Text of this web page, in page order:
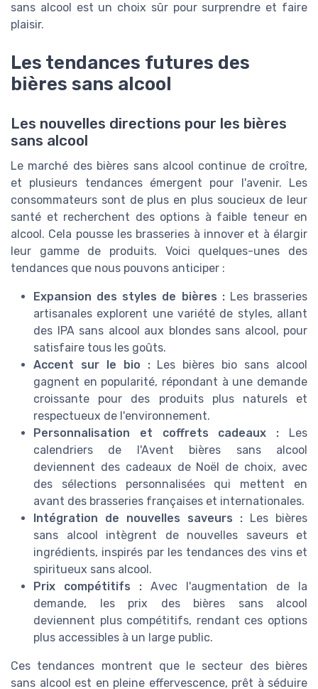
sans alcool est un choix sûr pour surprendre et faire
plaisir.
Les tendances futures des
bières sans alcool
Les nouvelles directions pour les bières
sans alcool
Le marché des bières sans alcool continue de croître,
et plusieurs tendances émergent pour l'avenir. Les
consommateurs sont de plus en plus soucieux de leur
santé et recherchent des options à faible teneur en
alcool. Cela pousse les brasseries à innover et à élargir
leur gamme de produits. Voici quelques-unes des
tendances que nous pouvons anticiper :
Expansion des styles de bières :Les brasseries
artisanales explorent une variété de styles, allant
des IPA sans alcool aux blondes sans alcool, pour
satisfaire tous les goûts.
Accent sur le bio :Les bières bio sans alcool
gagnent en popularité, répondant à une demande
croissante pour des produits plus naturels et
respectueux de l'environnement.
Personnalisation et coffrets cadeaux : Les
calendriers de l'Avent bières sans alcool
deviennent des cadeaux de Noël de choix, avec
des sélections personnalisées qui mettent en
avant des brasseries françaises et internationales.
Intégration de nouvelles saveurs : Les bières
sans alcool intègrent de nouvelles saveurs et
ingrédients, inspirés par les tendances des vins et
spiritueux sans alcool.
Prix compétitifs : Avec l'augmentation de la
demande, les prix des bières sans alcool
deviennent plus compétitifs, rendant ces options
plus accessibles à un large public.
Ces tendances montrent que le secteur des bières
sans alcool est en pleine effervescence, prêt à séduire